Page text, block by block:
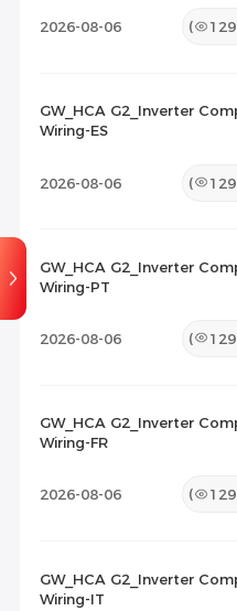
2026-08-06 (
GW_HCA G2_Inverter
Wiring-ES
2026-08-06 (
GW_HCA G2_Inverter
Wiring-PT
2026-08-06 (
GW_HCA G2_Inverter
Wiring-FR
2026-08-06 (
GW_HCA G2_Inverter
Wiring-IT